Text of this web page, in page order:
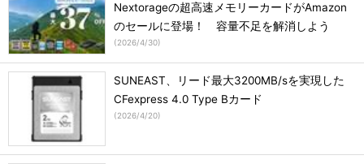
Nextorageの超高速メモリーカードがAmazon
のセールに登場！ 容量不足を解消しよう
(2026/4/30)
SUNEAST、リード最大3200MB/sを実現した
CFexpress 4.0 Type Bカード
(2026/4/20)